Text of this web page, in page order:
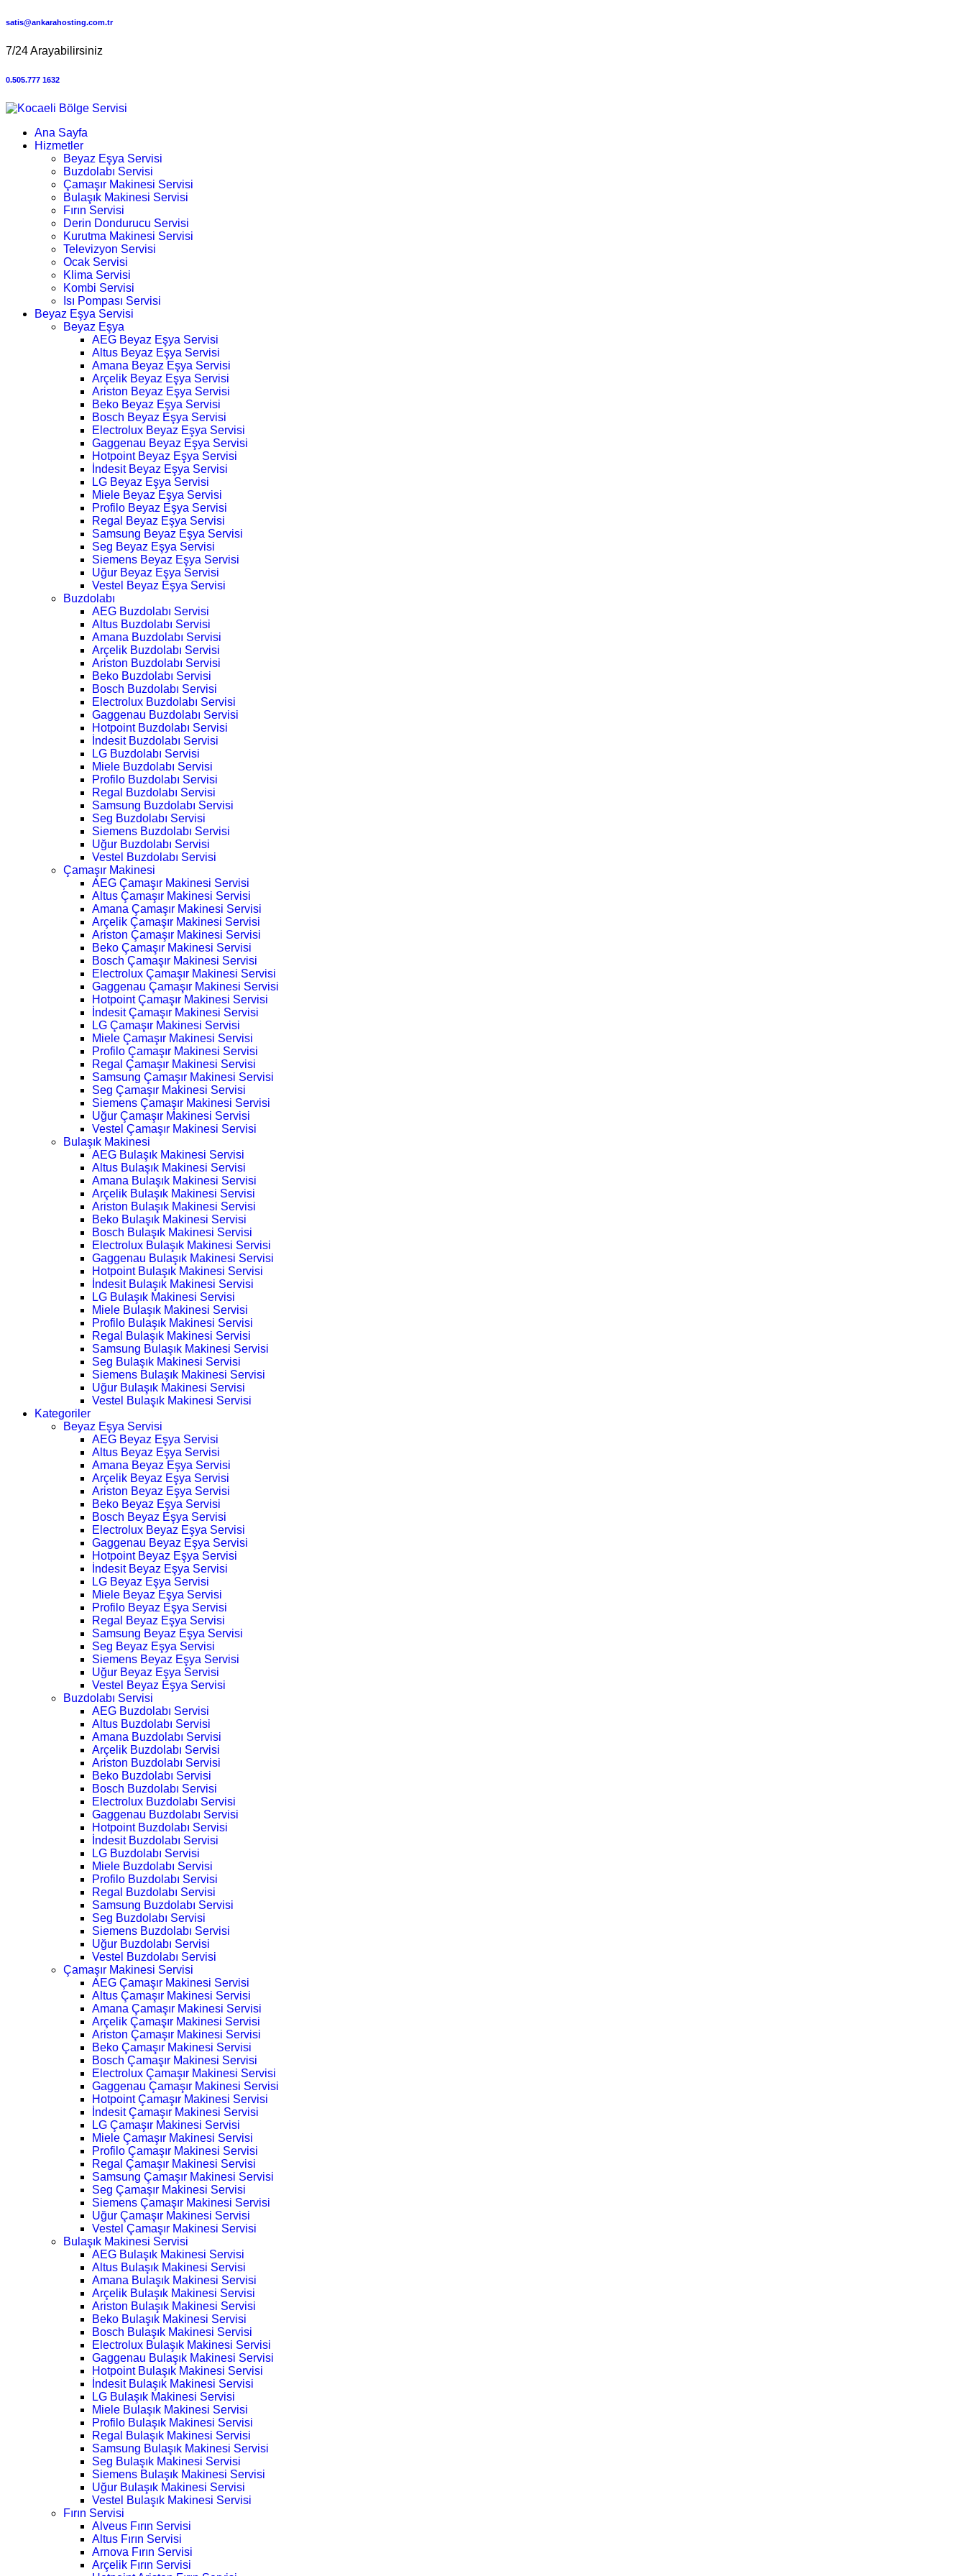
satis@ankarahosting.com.tr
7/24 Arayabilirsiniz
0.505.777 1632
Ana Sayfa
Hizmetler
Beyaz Eşya Servisi
Buzdolabı Servisi
Çamaşır Makinesi Servisi
Bulaşık Makinesi Servisi
Fırın Servisi
Derin Dondurucu Servisi
Kurutma Makinesi Servisi
Televizyon Servisi
Ocak Servisi
Klima Servisi
Kombi Servisi
Isı Pompası Servisi
Beyaz Eşya Servisi
Beyaz Eşya
AEG Beyaz Eşya Servisi
Altus Beyaz Eşya Servisi
Amana Beyaz Eşya Servisi
Arçelik Beyaz Eşya Servisi
Ariston Beyaz Eşya Servisi
Beko Beyaz Eşya Servisi
Bosch Beyaz Eşya Servisi
Electrolux Beyaz Eşya Servisi
Gaggenau Beyaz Eşya Servisi
Hotpoint Beyaz Eşya Servisi
İndesit Beyaz Eşya Servisi
LG Beyaz Eşya Servisi
Miele Beyaz Eşya Servisi
Profilo Beyaz Eşya Servisi
Regal Beyaz Eşya Servisi
Samsung Beyaz Eşya Servisi
Seg Beyaz Eşya Servisi
Siemens Beyaz Eşya Servisi
Uğur Beyaz Eşya Servisi
Vestel Beyaz Eşya Servisi
Buzdolabı
AEG Buzdolabı Servisi
Altus Buzdolabı Servisi
Amana Buzdolabı Servisi
Arçelik Buzdolabı Servisi
Ariston Buzdolabı Servisi
Beko Buzdolabı Servisi
Bosch Buzdolabı Servisi
Electrolux Buzdolabı Servisi
Gaggenau Buzdolabı Servisi
Hotpoint Buzdolabı Servisi
İndesit Buzdolabı Servisi
LG Buzdolabı Servisi
Miele Buzdolabı Servisi
Profilo Buzdolabı Servisi
Regal Buzdolabı Servisi
Samsung Buzdolabı Servisi
Seg Buzdolabı Servisi
Siemens Buzdolabı Servisi
Uğur Buzdolabı Servisi
Vestel Buzdolabı Servisi
Çamaşır Makinesi
AEG Çamaşır Makinesi Servisi
Altus Çamaşır Makinesi Servisi
Amana Çamaşır Makinesi Servisi
Arçelik Çamaşır Makinesi Servisi
Ariston Çamaşır Makinesi Servisi
Beko Çamaşır Makinesi Servisi
Bosch Çamaşır Makinesi Servisi
Electrolux Çamaşır Makinesi Servisi
Gaggenau Çamaşır Makinesi Servisi
Hotpoint Çamaşır Makinesi Servisi
İndesit Çamaşır Makinesi Servisi
LG Çamaşır Makinesi Servisi
Miele Çamaşır Makinesi Servisi
Profilo Çamaşır Makinesi Servisi
Regal Çamaşır Makinesi Servisi
Samsung Çamaşır Makinesi Servisi
Seg Çamaşır Makinesi Servisi
Siemens Çamaşır Makinesi Servisi
Uğur Çamaşır Makinesi Servisi
Vestel Çamaşır Makinesi Servisi
Bulaşık Makinesi
AEG Bulaşık Makinesi Servisi
Altus Bulaşık Makinesi Servisi
Amana Bulaşık Makinesi Servisi
Arçelik Bulaşık Makinesi Servisi
Ariston Bulaşık Makinesi Servisi
Beko Bulaşık Makinesi Servisi
Bosch Bulaşık Makinesi Servisi
Electrolux Bulaşık Makinesi Servisi
Gaggenau Bulaşık Makinesi Servisi
Hotpoint Bulaşık Makinesi Servisi
İndesit Bulaşık Makinesi Servisi
LG Bulaşık Makinesi Servisi
Miele Bulaşık Makinesi Servisi
Profilo Bulaşık Makinesi Servisi
Regal Bulaşık Makinesi Servisi
Samsung Bulaşık Makinesi Servisi
Seg Bulaşık Makinesi Servisi
Siemens Bulaşık Makinesi Servisi
Uğur Bulaşık Makinesi Servisi
Vestel Bulaşık Makinesi Servisi
Kategoriler
Beyaz Eşya Servisi
AEG Beyaz Eşya Servisi
Altus Beyaz Eşya Servisi
Amana Beyaz Eşya Servisi
Arçelik Beyaz Eşya Servisi
Ariston Beyaz Eşya Servisi
Beko Beyaz Eşya Servisi
Bosch Beyaz Eşya Servisi
Electrolux Beyaz Eşya Servisi
Gaggenau Beyaz Eşya Servisi
Hotpoint Beyaz Eşya Servisi
İndesit Beyaz Eşya Servisi
LG Beyaz Eşya Servisi
Miele Beyaz Eşya Servisi
Profilo Beyaz Eşya Servisi
Regal Beyaz Eşya Servisi
Samsung Beyaz Eşya Servisi
Seg Beyaz Eşya Servisi
Siemens Beyaz Eşya Servisi
Uğur Beyaz Eşya Servisi
Vestel Beyaz Eşya Servisi
Buzdolabı Servisi
AEG Buzdolabı Servisi
Altus Buzdolabı Servisi
Amana Buzdolabı Servisi
Arçelik Buzdolabı Servisi
Ariston Buzdolabı Servisi
Beko Buzdolabı Servisi
Bosch Buzdolabı Servisi
Electrolux Buzdolabı Servisi
Gaggenau Buzdolabı Servisi
Hotpoint Buzdolabı Servisi
İndesit Buzdolabı Servisi
LG Buzdolabı Servisi
Miele Buzdolabı Servisi
Profilo Buzdolabı Servisi
Regal Buzdolabı Servisi
Samsung Buzdolabı Servisi
Seg Buzdolabı Servisi
Siemens Buzdolabı Servisi
Uğur Buzdolabı Servisi
Vestel Buzdolabı Servisi
Çamaşır Makinesi Servisi
AEG Çamaşır Makinesi Servisi
Altus Çamaşır Makinesi Servisi
Amana Çamaşır Makinesi Servisi
Arçelik Çamaşır Makinesi Servisi
Ariston Çamaşır Makinesi Servisi
Beko Çamaşır Makinesi Servisi
Bosch Çamaşır Makinesi Servisi
Electrolux Çamaşır Makinesi Servisi
Gaggenau Çamaşır Makinesi Servisi
Hotpoint Çamaşır Makinesi Servisi
İndesit Çamaşır Makinesi Servisi
LG Çamaşır Makinesi Servisi
Miele Çamaşır Makinesi Servisi
Profilo Çamaşır Makinesi Servisi
Regal Çamaşır Makinesi Servisi
Samsung Çamaşır Makinesi Servisi
Seg Çamaşır Makinesi Servisi
Siemens Çamaşır Makinesi Servisi
Uğur Çamaşır Makinesi Servisi
Vestel Çamaşır Makinesi Servisi
Bulaşık Makinesi Servisi
AEG Bulaşık Makinesi Servisi
Altus Bulaşık Makinesi Servisi
Amana Bulaşık Makinesi Servisi
Arçelik Bulaşık Makinesi Servisi
Ariston Bulaşık Makinesi Servisi
Beko Bulaşık Makinesi Servisi
Bosch Bulaşık Makinesi Servisi
Electrolux Bulaşık Makinesi Servisi
Gaggenau Bulaşık Makinesi Servisi
Hotpoint Bulaşık Makinesi Servisi
İndesit Bulaşık Makinesi Servisi
LG Bulaşık Makinesi Servisi
Miele Bulaşık Makinesi Servisi
Profilo Bulaşık Makinesi Servisi
Regal Bulaşık Makinesi Servisi
Samsung Bulaşık Makinesi Servisi
Seg Bulaşık Makinesi Servisi
Siemens Bulaşık Makinesi Servisi
Uğur Bulaşık Makinesi Servisi
Vestel Bulaşık Makinesi Servisi
Fırın Servisi
Alveus Fırın Servisi
Altus Fırın Servisi
Arnova Fırın Servisi
Arçelik Fırın Servisi